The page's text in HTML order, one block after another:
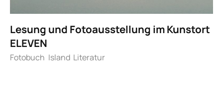
Lesung und Fotoausstellung im Kunstort
ELEVEN
Fotobuch Island Literatur